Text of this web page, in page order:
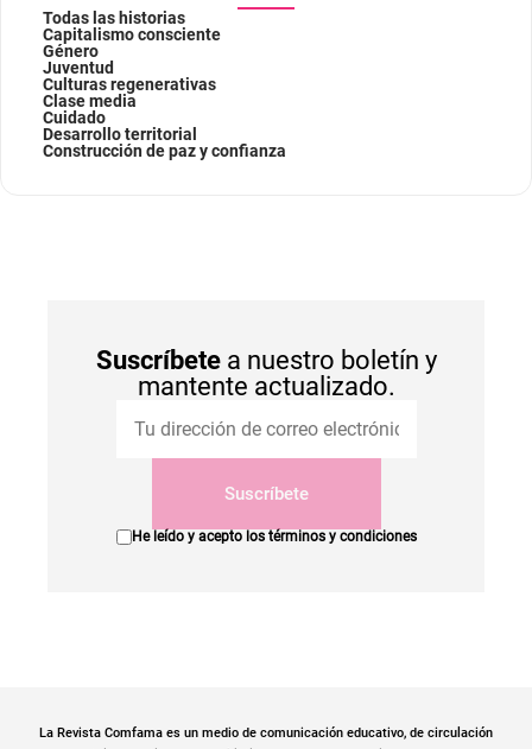
Todas las historias
Capitalismo consciente
Género
Juventud
Culturas regenerativas
Clase media
Cuidado
Desarrollo territorial
Construcción de paz y confianza
Suscríbetea nuestro boletín y
mantente actualizado.
Suscríbete
He leído y acepto los términos y condiciones
La Revista Comfama es un medio de comunicación educativo, de circulación